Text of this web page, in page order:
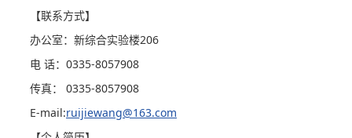
【联系方式】
办公室：新综合实验楼206
电 话：0335-8057908
传真： 0335-8057908
E-mail:ruijiewang@163.com